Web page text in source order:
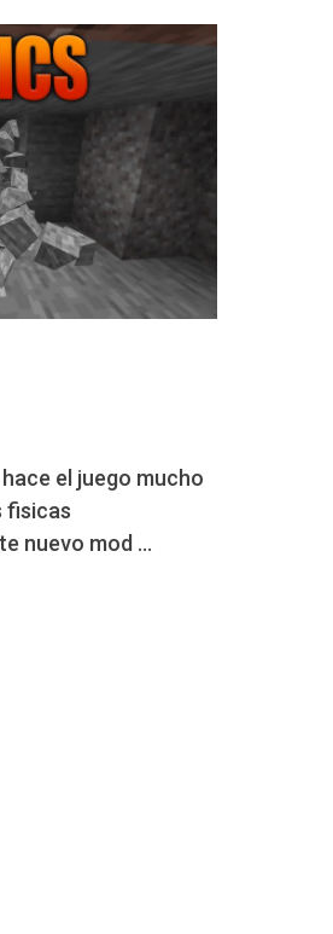
el juego mucho
fisicas
nuevo mod …